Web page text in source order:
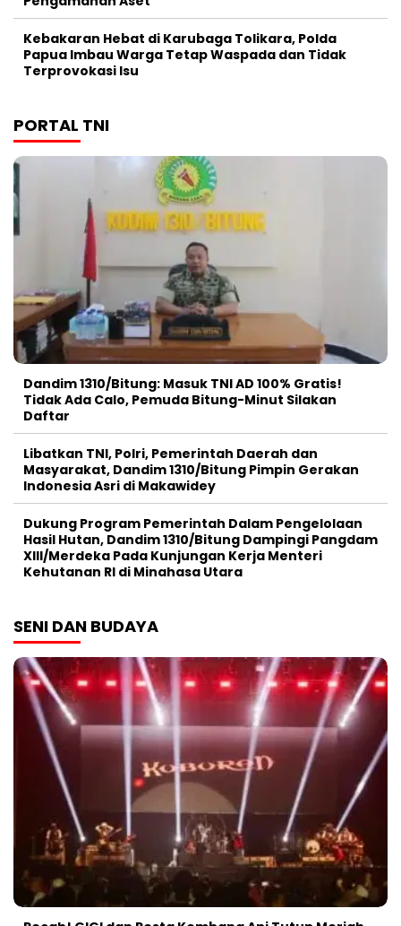
Kebakaran Hebat di Karubaga Tolikara, Polda
Papua Imbau Warga Tetap Waspada dan Tidak
Terprovokasi Isu
PORTAL TNI
Dandim 1310/Bitung: Masuk TNI AD 100% Gratis!
Tidak Ada Calo, Pemuda Bitung-Minut Silakan
Daftar
Libatkan TNI, Polri, Pemerintah Daerah dan
Masyarakat, Dandim 1310/Bitung Pimpin Gerakan
Indonesia Asri di Makawidey
Dukung Program Pemerintah Dalam Pengelolaan
Hasil Hutan, Dandim 1310/Bitung Dampingi Pangdam
XIII/Merdeka Pada Kunjungan Kerja Menteri
Kehutanan RI di Minahasa Utara
SENI DAN BUDAYA